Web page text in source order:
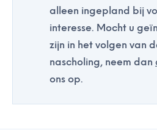
alleen ingepland bij
interesse. Mocht u
zijn in het volgen van
nascholing, neem dan
ons op.